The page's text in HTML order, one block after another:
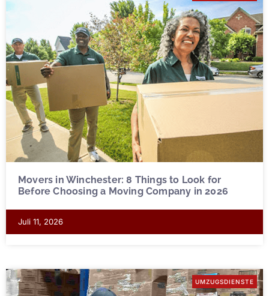
Movers in Winchester: 8 Things to Look for
Before Choosing a Moving Company in 2026
Juli 11, 2026
UMZUGSDIENSTE